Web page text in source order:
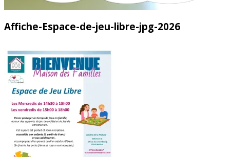
Affiche-Espace-de-jeu-libre-jpg-2026